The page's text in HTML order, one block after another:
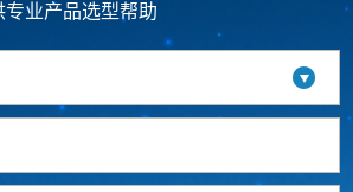
业产品选型帮助